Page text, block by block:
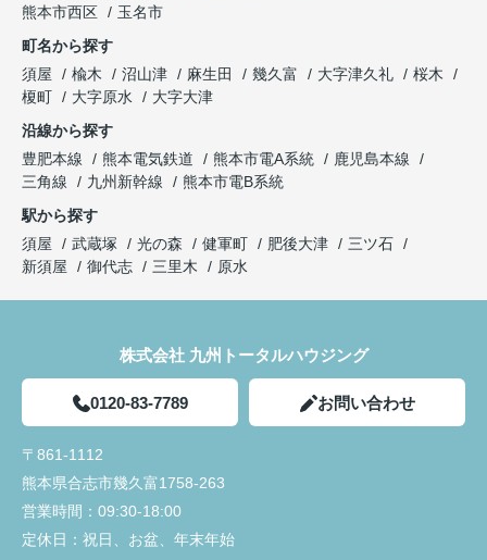
熊本市西区
玉名市
町名から探す
須屋
楡木 沼山津 麻生田 幾久富 大字津久礼
桜木
榎町
大字原水
大字大津
沿線から探す
豊肥本線
熊本電気鉄道 熊本市電A系統
鹿児島本線
三角線
九州新幹線
熊本市電B系統
駅から探す
須屋
武蔵塚 光の森 健軍町 肥後大津
三ツ石
新須屋
御代志 三里木 原水
株式会社 九州トータルハウジング
0120-83-7789 お問い合わせ
〒861-1112
熊本県合志市幾久富1758-263
営業時間： 09:30-18:00
定休日： 祝日、お盆、年末年始